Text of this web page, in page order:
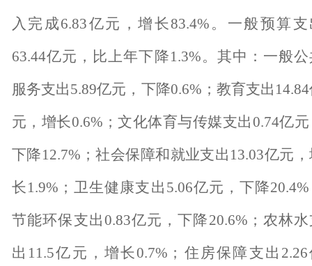
入完成6.83亿元，增长83.4% 。一般预算支
63.44亿元，比上年下降1.3%。其中：一般公
服务支出5.89亿元，下降0.6% ；教育支出 14.84
元，增长0.6% ；文化体育与传媒支出0.74亿元
下降12.7% ；社会保障和就业支出 13.03亿元
长 1.9% ；卫生健康支出 5.06亿元，下降20.4%
节能环保支出0.83亿元，下降20.6% ；农林
出 11.5亿元，增长0.7% ；住房保障支出 2.26